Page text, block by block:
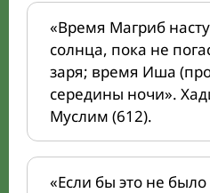
«Время Магриб
солнца, пока не
заря; время Иша
середины ночи».
Муслим (612).
«Если бы это не было